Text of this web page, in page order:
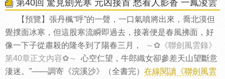
第40回 驚見劍光寒 元凶接首 愁看人影沓 一鳳淩雲
【預覽】張丹楓“呼”的一聲，一口氣噴將出來，喬北漠但
覺撲面冰寒，但這股寒流瞬即過去，接著便是春風拂面，好
像一下子從肅殺的隆冬到了陽春三月，
～✿《聯劍風雲錄》
第40章正文內容✿～
心空仁望，牛郎織女卻參差天山望斷意
淒迷。”——調寄《浣溪沙》（全書完） 在線閱讀《聯劍風雲